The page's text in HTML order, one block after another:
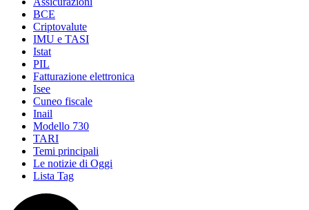
BCE
Criptovalute
IMU e TASI
Istat
PIL
Fatturazione elettronica
Isee
Cuneo fiscale
Inail
Modello 730
TARI
Temi principali
Le notizie di Oggi
Lista Tag